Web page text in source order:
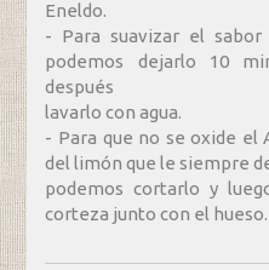
Eneldo.
- Para suavizar el
podemos dejarlo 10
después
lavarlo con agua.
- Para que no se oxide el
del limón que le siempre
podemos cortarlo y
corteza junto con el hueso.